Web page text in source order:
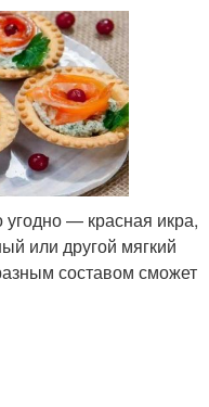
угодно — красная икра,
или другой мягкий
составом сможет